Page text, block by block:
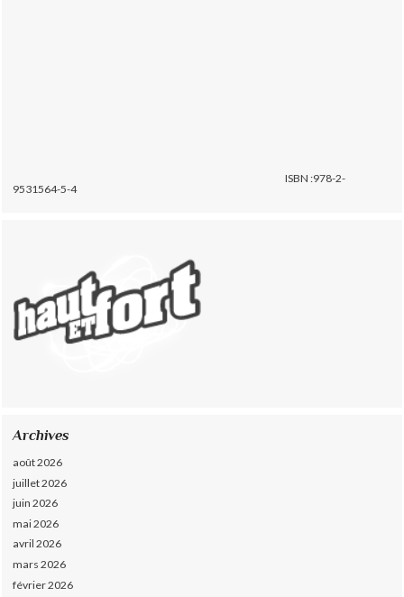
ISBN :978-2-
9531564-5-4
Archives
août 2026
juillet 2026
juin 2026
mai 2026
avril 2026
mars 2026
février 2026